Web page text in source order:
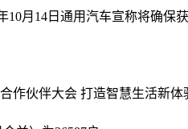
10月14日 通用汽车宣称将确保
作伙伴大会 打造智慧生活新体